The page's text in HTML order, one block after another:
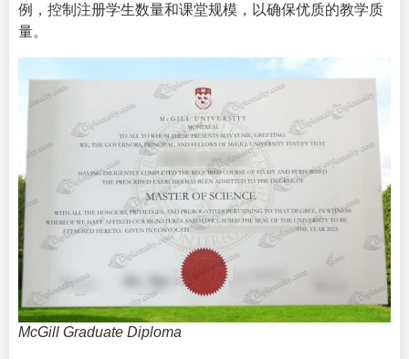
例，控制注册学生数量和课堂规模，以确保优质的教学质
量。
McGill Graduate Diploma